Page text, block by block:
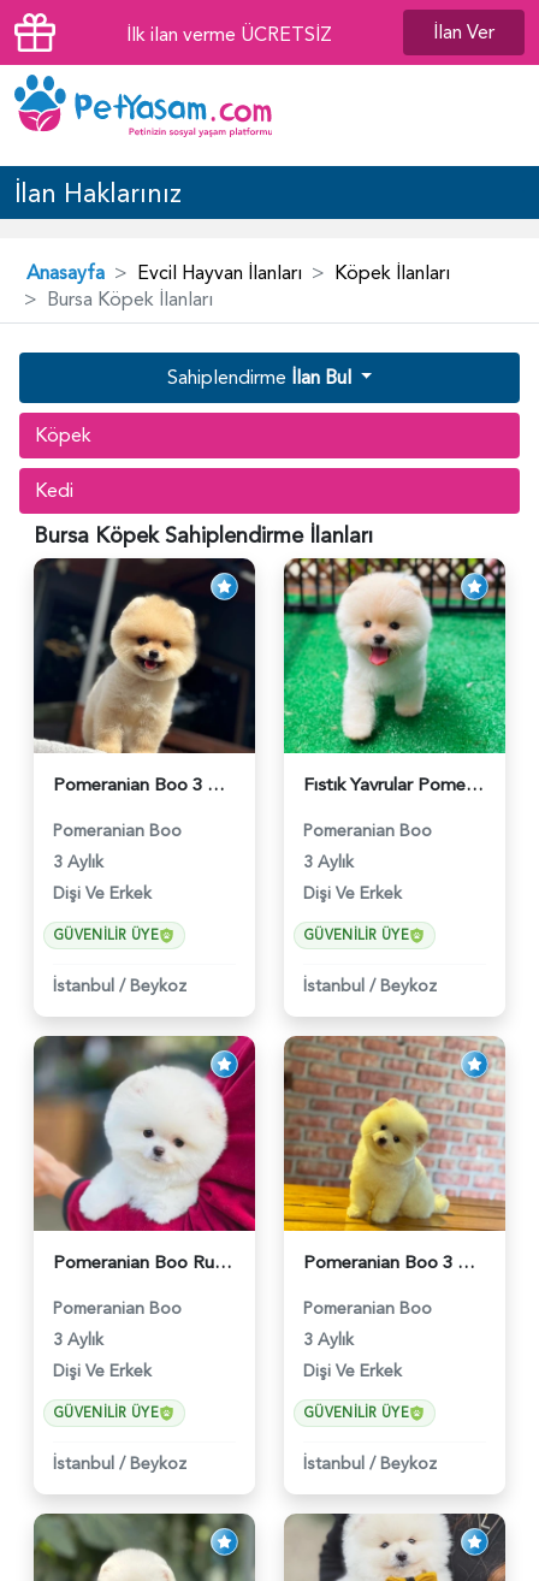
İlk ilan verme ÜCRETSİZ İlan Ver
İlan Haklarınız
Anasayfa Evcil Hayvan İlanları
Köpek İlanları
Bursa Köpek İlanları
Sahiplendirme İlan Bul
Köpek
Kedi
Bursa Köpek Sahiplendirme İlanları
Pomeranian Boo 3 Aylık Bebek Yavrular - 6178
Pomeranian Boo
3 Aylık
Dişi Ve Erkek
GÜVENILIR ÜYE
İstanbul / Beykoz
Fıstık Yavrular Pomeranian Boo - 6032
Pomeranian Boo
3 Aylık
Dişi Ve Erkek
GÜVENILIR ÜYE
İstanbul / Beykoz
Pomeranian Boo Ruhsatlı Çiftlikten - 6027
Pomeranian Boo
3 Aylık
Dişi Ve Erkek
GÜVENILIR ÜYE
İstanbul / Beykoz
Pomeranian Boo 3 Aylık Safkan Yavrularımız - 6022
Pomeranian Boo
3 Aylık
Dişi Ve Erkek
GÜVENILIR ÜYE
İstanbul / Beykoz